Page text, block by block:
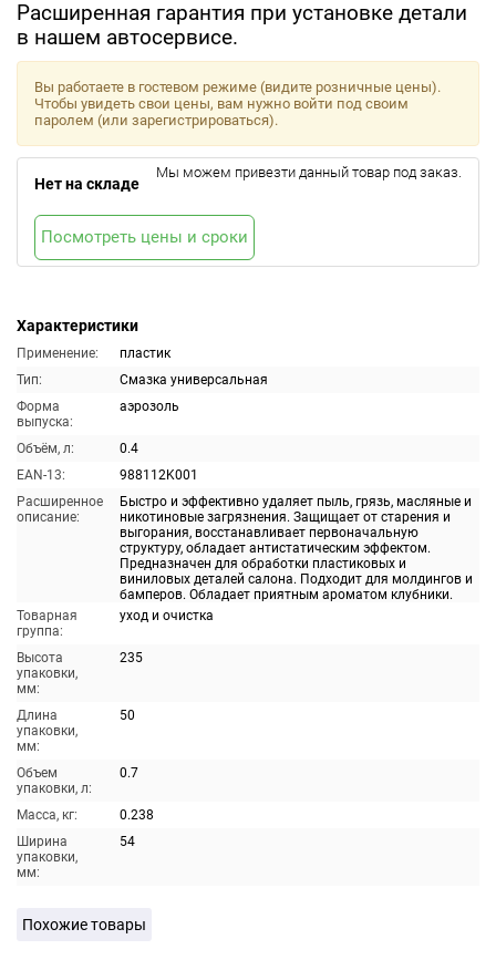
Расширенная гарантия при установке детали
в нашем автосервисе.
Характеристики
Применение:
пластик
Тип:
Смазка универсальная
Форма
выпуска:
аэрозоль
Объём, л:
0.4
EAN-13:
988112K001
Расширенное
описание:
Быстро и эффективно удаляет пыль, грязь, масляные и
никотиновые загрязнения. Защищает от старения и
выгорания, восстанавливает первоначальную
структуру, обладает антистатическим эффектом.
Предназначен для обработки пластиковых и
виниловых деталей салона. Подходит для молдингов и
бамперов. Обладает приятным ароматом клубники.
Товарная
группа:
уход и очистка
Высота
упаковки,
мм:
235
Длина
упаковки,
мм:
50
Объем
упаковки, л:
0.7
Масса, кг:
0.238
Ширина
упаковки,
мм:
54
Вы работаете в гостевом режиме (видите розничные цены).
Чтобы увидеть свои цены, вам нужно войти под своим
паролем (или зарегистрироваться).
Нет на складе
Мы можем привезти данный товар под заказ.
Посмотреть цены и сроки
Похожие товары